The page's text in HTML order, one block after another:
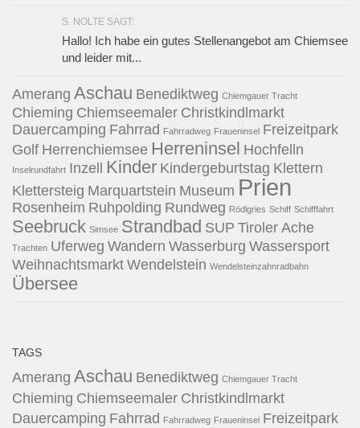
S. NOLTE SAGT:
Hallo! Ich habe ein gutes Stellenangebot am Chiemsee
und leider mit...
Amerang Aschau Benediktweg Chiemgauer Tracht
Chieming Chiemseemaler Christkindlmarkt
Dauercamping Fahrrad Fahrradweg Fraueninsel Freizeitpark
Golf Herrenchiemsee Herreninsel Hochfelln
Inselrundfahrt Inzell Kinder Kindergeburtstag Klettern
Klettersteig Marquartstein Museum Prien
Rosenheim Ruhpolding Rundweg Rödlgries Schiff Schifffahrt
Seebruck Simsee Strandbad SUP Tiroler Ache
Trachten Uferweg Wandern Wasserburg Wassersport
Weihnachtsmarkt Wendelstein Wendelsteinzahnradbahn
Übersee
TAGS
Amerang Aschau Benediktweg Chiemgauer Tracht
Chieming Chiemseemaler Christkindlmarkt
Dauercamping Fahrrad Fahrradweg Fraueninsel Freizeitpark